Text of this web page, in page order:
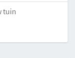
tuin